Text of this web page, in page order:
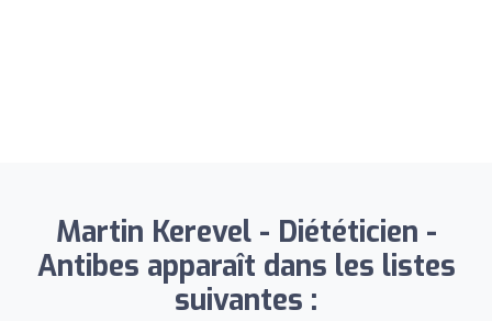
Martin Kerevel - Diététicien -
Antibes apparaît dans les listes
suivantes :